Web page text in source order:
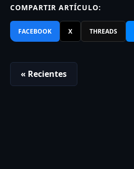
COMPARTIR ARTÍCULO:
FACEBOOK X THREADS
« Recientes